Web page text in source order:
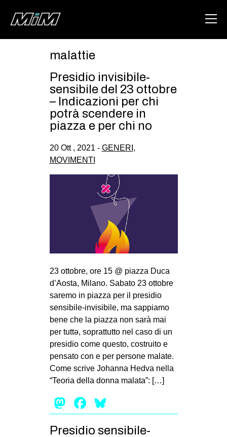
ABOUT
AREA
DEGENERAZIONE
GAZA FREESTYLE
CSOA LAMBRETTA
MSM
STUDENTI TSUNAMI
MILANO
MOBILITAZIONI
SPAZI
SPORT POPOLARE
MOVIMENTI
AMBIENTE
ANTIFASCISMO
DIRITTO ALL’ABITARE
PRECARIATO
REPRESSIONE
malattie
Presidio invisibile-
sensibile del 23 ottobre
– Indicazioni per chi
potrà scendere in
piazza e per chi no
20 Ott , 2021 - GENERI ,
MOVIMENTI
23 ottobre, ore 15 @ piazza Duca
d’Aosta, Milano. Sabato 23 ottobre
saremo in piazza per il presidio
sensibile-invisibile, ma sappiamo
bene che la piazza non sarà mai
per tuttə, soprattutto nel caso di un
presidio come questo, costruito e
pensato con e per persone malate.
Come scrive Johanna Hedva nella
“Teoria della donna malata”: […]
Mastodon
Facebook
Presidio sensibile-